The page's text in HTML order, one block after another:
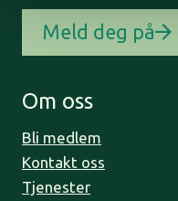
Meld deg på
Om oss
Bli medlem
Kontakt oss
Tjenester